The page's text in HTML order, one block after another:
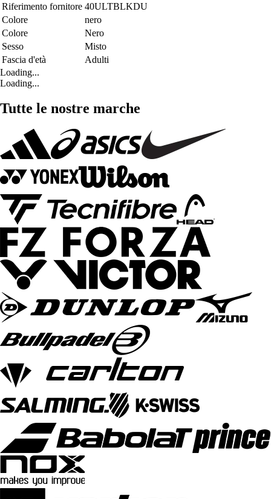
Riferimento fornitore 40ULTBLKDU
Colore
nero
Colore
Nero
Sesso
Misto
Fascia d'età
Adulti
Loading...
Loading...
Tutte le nostre marche